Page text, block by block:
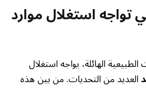
تواجه استغلال موارد
الهائلة، يواجه استغلال
العديد من التحديات. من بين هذه